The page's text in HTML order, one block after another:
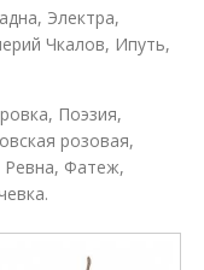
Электра,
Чкалов, Ипуть,
Поэзия,
розовая,
Ревна, Фатеж,